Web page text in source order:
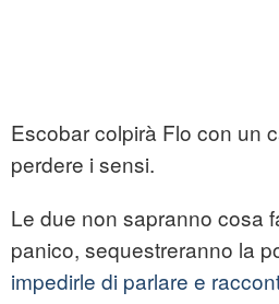
Escobar colpirà Flo con un
perdere i sensi.
Le due non sapranno cosa
panico, sequestreranno la
impedirle di parlare e